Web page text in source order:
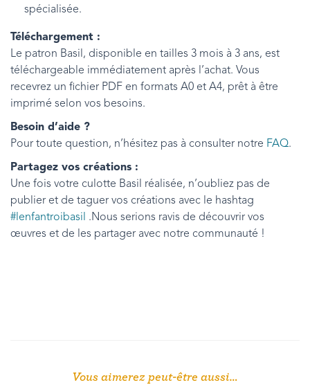
spécialisée.
Téléchargement :
Le patron Basil, disponible en tailles 3 mois à 3 ans, est
téléchargeable immédiatement après l’achat. Vous
recevrez un fichier PDF en formats A0 et A4, prêt à être
imprimé selon vos besoins.
Besoin d’aide ?
Pour toute question, n’hésitez pas à consulter notre FAQ.
Partagez vos créations :
Une fois votre culotte Basil réalisée, n’oubliez pas de
publier et de taguer vos créations avec le hashtag
#lenfantroibasil
.Nous serions ravis de découvrir vos
œuvres et de les partager avec notre communauté !
Vous aimerez peut-être aussi…